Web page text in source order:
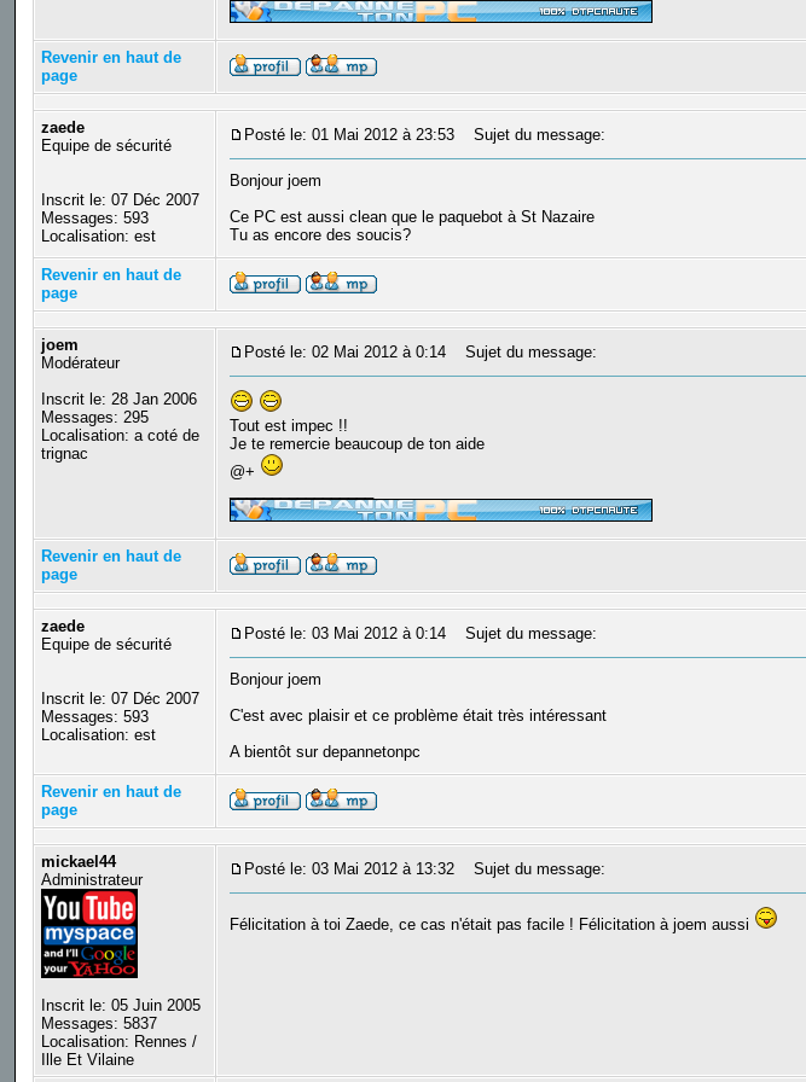
Revenir en haut de
page
zaede
Equipe de sécurité
Inscrit le: 07 Déc 2007
Messages: 593
Localisation: est
Posté le: 01 Mai 2012 à 23:53 Sujet du message:
Bonjour joem
Ce PC est aussi clean que le paquebot à St Nazaire
Tu as encore des soucis?
Revenir en haut de
page
joem
Modérateur
Inscrit le: 28 Jan 2006
Messages: 295
Localisation: a coté de
trignac
Posté le: 02 Mai 2012 à 0:14 Sujet du message:
Tout est impec !!
Je te remercie beaucoup de ton aide
@+
Revenir en haut de
page
zaede
Equipe de sécurité
Inscrit le: 07 Déc 2007
Messages: 593
Localisation: est
Posté le: 03 Mai 2012 à 0:14 Sujet du message:
Bonjour joem
C'est avec plaisir et ce problème était très intéressant
A bientôt sur depannetonpc
Revenir en haut de
page
mickael44
Administrateur
Inscrit le: 05 Juin 2005
Messages: 5837
Localisation: Rennes /
Ille Et Vilaine
Posté le: 03 Mai 2012 à 13:32 Sujet du message:
Félicitation à toi Zaede, ce cas n'était pas facile ! Félicitation à joem aussi